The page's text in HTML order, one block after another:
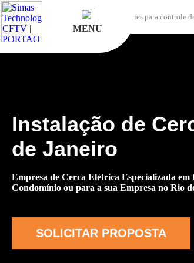
MENU
A Simas Technology utiliza alguns cookies para controle
CERCA
ELÉTRICA
INTERFONE
CONTROLE
Instalação de
de Janeiro
Empresa de Cerca Elétrica Especializada
Condomínio ou para a sua Empresa no Rio
SOLICITAR PROPOSTA